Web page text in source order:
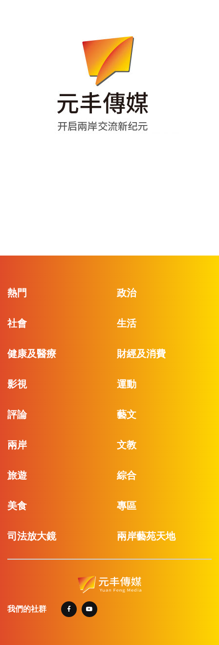
熱門 政治
社會 生活
健康及醫療 財經及消費
影視 運動
評論 藝文
兩岸 文教
旅遊 綜合
美食 專區
司法放大鏡 兩岸藝苑天地
我們的社群